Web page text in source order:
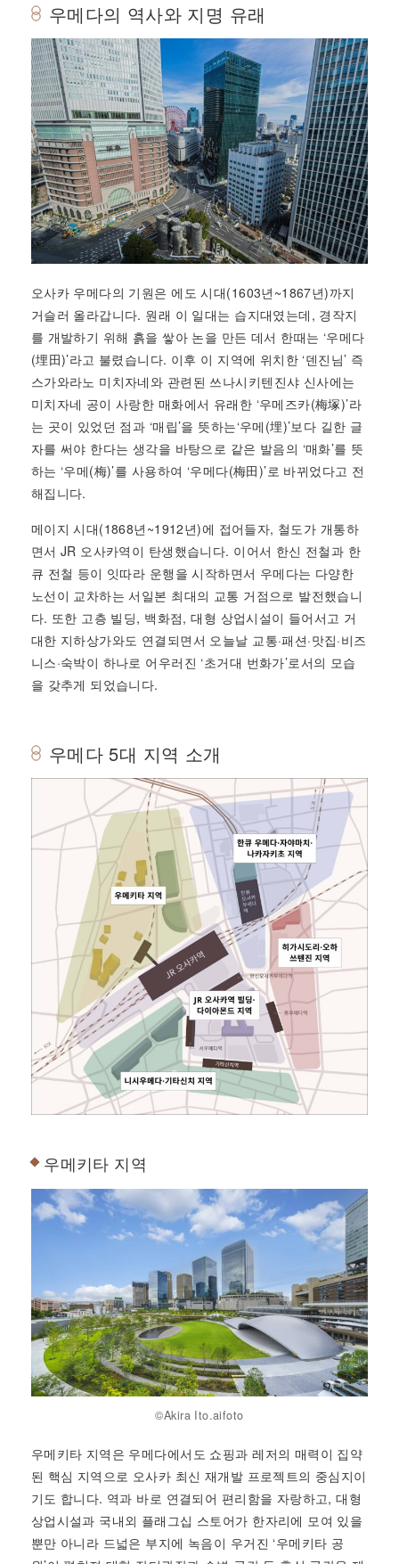
우메다의 역사와 지명 유래
오사카 우메다의 기원은 에도 시대(1603년~1867년)까지
거슬러 올라갑니다. 원래 이 일대는 습지대였는데, 경작지
를 개발하기 위해 흙을 쌓아 논을 만든 데서 한때는 ‘우메다
(埋田)’라고 불렸습니다. 이후 이 지역에 위치한 ‘덴진님’ 즉
스가와라노 미치자네와 관련된 쓰나시키텐진샤 신사에는
미치자네 공이 사랑한 매화에서 유래한 ‘우메즈카(梅塚)’라
는 곳이 있었던 점과 ‘매립’을 뜻하는‘우메(埋)’보다 길한 글
자를 써야 한다는 생각을 바탕으로 같은 발음의 ‘매화’를 뜻
하는 ‘우메(梅)’를 사용하여 ‘우메다(梅田)’로 바뀌었다고 전
해집니다.
메이지 시대(1868년~1912년)에 접어들자, 철도가 개통하
면서 JR 오사카역이 탄생했습니다. 이어서 한신 전철과 한
큐 전철 등이 잇따라 운행을 시작하면서 우메다는 다양한
노선이 교차하는 서일본 최대의 교통 거점으로 발전했습니
다. 또한 고층 빌딩, 백화점, 대형 상업시설이 들어서고 거
대한 지하상가와도 연결되면서 오늘날 교통·패션·맛집·비즈
니스·숙박이 하나로 어우러진 ‘초거대 번화가’로서의 모습
을 갖추게 되었습니다.
우메다 5대 지역 소개
우메키타 지역
©Akira Ito.aifoto
우메키타 지역은 우메다에서도 쇼핑과 레저의 매력이 집약
된 핵심 지역으로 오사카 최신 재개발 프로젝트의 중심지이
기도 합니다. 역과 바로 연결되어 편리함을 자랑하고, 대형
상업시설과 국내외 플래그십 스토어가 한자리에 모여 있을
뿐만 아니라 드넓은 부지에 녹음이 우거진 ‘우메키타 공